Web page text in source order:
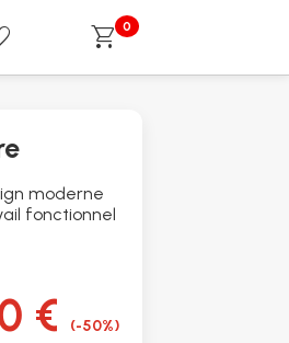
shopping_cart 0
moderne
fonctionnel
€ (-50%)